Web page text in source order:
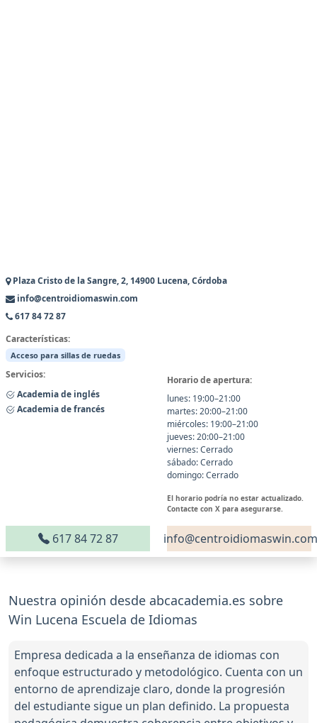
Plaza Cristo de la Sangre, 2, 14900 Lucena, Córdoba
info@centroidiomaswin.com
617 84 72 87
Características:
Acceso para sillas de ruedas
Servicios:
Academia de inglés
Academia de francés
Horario de apertura:
lunes: 19:00–21:00
martes: 20:00–21:00
miércoles: 19:00–21:00
jueves: 20:00–21:00
viernes: Cerrado
sábado: Cerrado
domingo: Cerrado
El horario podría no estar actualizado.
Contacte con X para asegurarse.
617 84 72 87 info@centroidiomaswin.com
Nuestra opinión desde abcacademia.es sobre
Win Lucena Escuela de Idiomas
Empresa dedicada a la enseñanza de idiomas con
enfoque estructurado y metodológico. Cuenta con un
entorno de aprendizaje claro, donde la progresión
del estudiante sigue un plan definido. La propuesta